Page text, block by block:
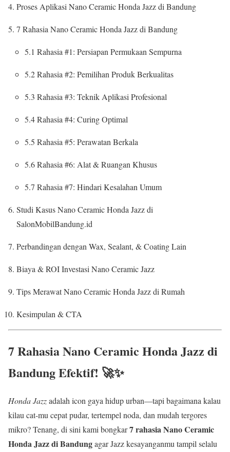
Proses Aplikasi Nano Ceramic Honda Jazz di Bandung
7 Rahasia Nano Ceramic Honda Jazz di Bandung
5.1 Rahasia #1: Persiapan Permukaan Sempurna
5.2 Rahasia #2: Pemilihan Produk Berkualitas
5.3 Rahasia #3: Teknik Aplikasi Profesional
5.4 Rahasia #4: Curing Optimal
5.5 Rahasia #5: Perawatan Berkala
5.6 Rahasia #6: Alat & Ruangan Khusus
5.7 Rahasia #7: Hindari Kesalahan Umum
Studi Kasus Nano Ceramic Honda Jazz di
SalonMobilBandung.id
Perbandingan dengan Wax, Sealant, & Coating Lain
Biaya & ROI Investasi Nano Ceramic Jazz
Tips Merawat Nano Ceramic Honda Jazz di Rumah
Kesimpulan & CTA
7 RahasiaNano Ceramic Honda Jazz di
BandungEfektif! 🚀✨
Honda Jazzadalah icon gaya hidup urban—tapi bagaimana kalau
kilau cat-mu cepat pudar, tertempel noda, dan mudah tergores
mikro? Tenang, di sini kami bongkar7 rahasia Nano Ceramic
Honda Jazz di Bandungagar Jazz kesayanganmu tampil selalu